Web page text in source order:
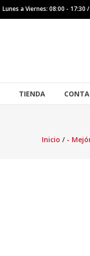
Lunes a Viernes: 08:00 - 17:30
TIENDA
Inicio / -